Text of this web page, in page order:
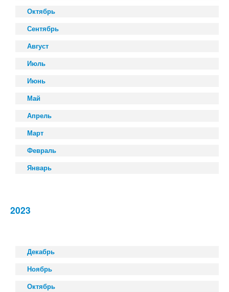
Октябрь
Сентябрь
Август
Июль
Июнь
Май
Апрель
Март
Февраль
Январь
2023
Декабрь
Ноябрь
Октябрь